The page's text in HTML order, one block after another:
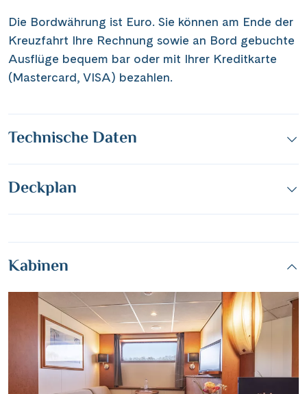
Teile diese Reise
Die Bordwährung ist Euro. Sie können am Ende der
Kreuzfahrt Ihre Rechnung sowie an Bord gebuchte
Ausflüge bequem bar oder mit Ihrer Kreditkarte
(Mastercard, VISA) bezahlen.
Technische Daten
Deckplan
Kabinen